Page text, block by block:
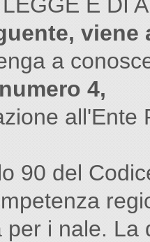
viene
a
4,
90 del
per i nale.